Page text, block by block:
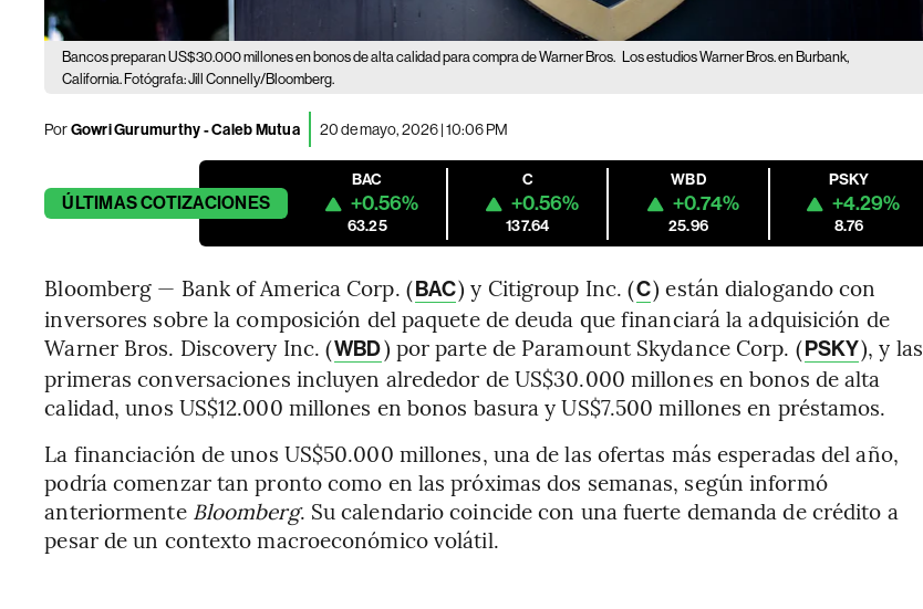
Bancos preparan US$30.000 millones en bonos de alta calidad para compra de Warner Bros. Los estudios Warner Bros. en Burbank,
California. Fotógrafa: Jill Connelly/Bloomberg.
PorGowri Gurumurthy - Caleb Mutua 20 de mayo, 2026 | 10:06 PM
ÚLTIMASCOTIZACIONES
BAC
+0.56%
63.25
C
+0.56%
137.64
WBD
+0.74%
25.96
PSKY
+4.29%
8.76
Bloomberg — Bank of America Corp. (BAC) y Citigroup Inc. (C) están dialogando con
inversores sobre la composición del paquete de deuda que financiará la adquisición de
Warner Bros. Discovery Inc. (WBD) por parte de Paramount Skydance Corp. (PSKY), y las
primeras conversaciones incluyen alrededor de US$30.000 millones en bonos de alta
calidad, unos US$12.000 millones en bonos basura y US$7.500 millones en préstamos.
La financiación de unos US$50.000 millones, una de las ofertas más esperadas del año,
podría comenzar tan pronto como en las próximas dos semanas, según informó
anteriormente Bloomberg. Su calendario coincide con una fuerte demanda de crédito a
pesar de un contexto macroeconómico volátil.